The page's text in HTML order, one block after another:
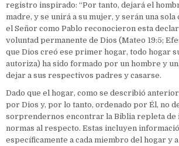
registro inspirado: “Por tanto, dejará el
madre, y se unirá a su mujer, y serán una sola
el Señor como Pablo reconocieron esta
voluntad permanente de Dios (Mateo 19:5;
que Dios creó ese primer hogar, todo hogar
autoriza) ha sido formado por un hombre y
dejar a sus respectivos padres y casarse.
Dado que el hogar, como se describió
por Dios y, por lo tanto, ordenado por Él, no
sorprendernos encontrar la Biblia repleta de
normas al respecto. Estas incluyen
específicamente a cada miembro del hogar y